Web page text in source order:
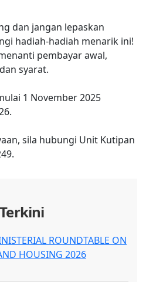
dan jangan lepaskan
hadiah-hadiah menarik ini!
pembayar awal,
syarat.
1 November 2025
sila hubungi Unit Kutipan
ROUNDTABLE ON
HOUSING 2026